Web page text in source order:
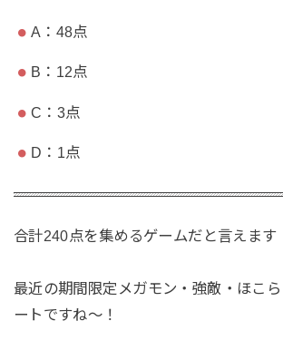
A：48点
B：12点
C：3点
D：1点
合計240点を集めるゲームだと言えます
最近の期間限定メガモン・強敵・ほこ
ートですね〜！